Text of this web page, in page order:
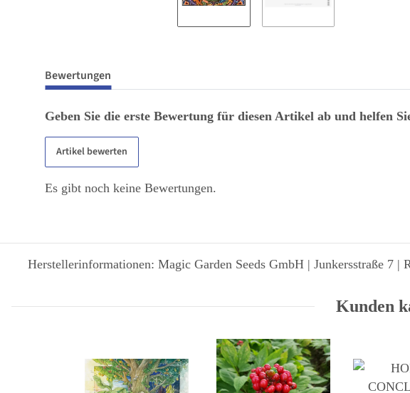
Bewertungen
Geben Sie die erste Bewertung für diesen Artikel ab und helfen
Artikel bewerten
Es gibt noch keine Bewertungen.
Herstellerinformationen: Magic Garden Seeds GmbH | Junkersstraße 7 |
Kunden